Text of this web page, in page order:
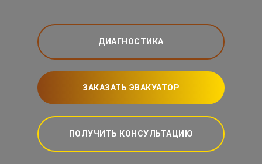
ДИАГНОСТИКА
ЗАКАЗАТЬ ЭВАКУАТОР
ПОЛУЧИТЬ КОНСУЛЬТАЦИЮ